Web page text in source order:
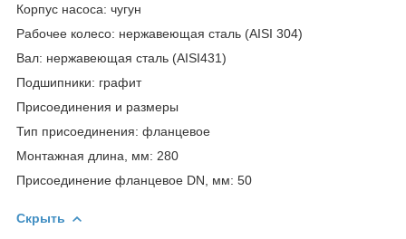
Корпус насоса: чугун
Рабочее колесо: нержавеющая сталь (AISI 304)
Вал: нержавеющая сталь (AISI431)
Подшипники: графит
Присоединения и размеры
Тип присоединения: фланцевое
Монтажная длина, мм: 280
Присоединение фланцевое DN, мм: 50
Скрыть